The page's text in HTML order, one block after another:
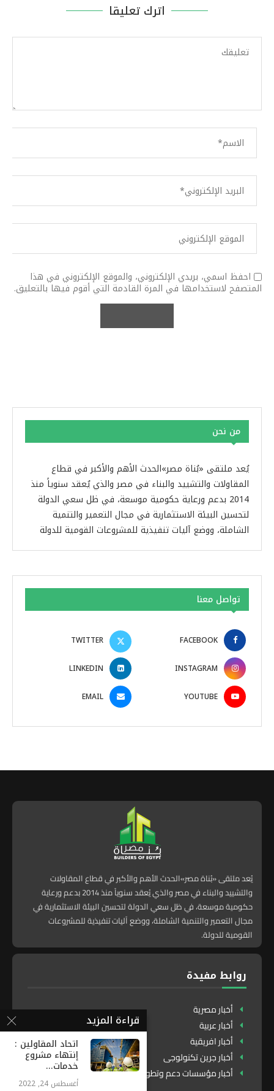
اترك تعليقا
احفظ اسمي، بريدي الإلكتروني، والموقع الإلكتروني في هذا
المتصفح لاستخدامها في المرة القادمة التي أقوم فيها بالتعليق.
من نحن
يُعد ملتقى «بُناة مصر»الحدث الأهم والأكبر في قطاع
المقاولات والتشييد والبناء في مصر والذي يُعقد سنوياً منذ
2014 بدعم ورعاية حكومية موسعة، في ظل سعي الدولة
لتحسين البيئة الاستثمارية في مجال التعمير والتنمية
الشاملة، ووضع آليات تنفيذية للمشروعات القومية للدولة
تواصل معنا
FACEBOOK
TWITTER
INSTAGRAM
LINKEDIN
YOUTUBE
EMAIL
يُعد ملتقى «بُناة مصر»الحدث الأهم والأكبر في قطاع المقاولات
والتشييد والبناء في مصر والذي يُعقد سنوياً منذ 2014 بدعم ورعاية
حكومية موسعة، في ظل سعي الدولة لتحسين البيئة الاستثمارية في
مجال التعمير والتنمية الشاملة، ووضع آليات تنفيذية للمشروعات
القومية للدولة.
روابط مفيدة
أخبار مصرية
أخبار عربية
أخبار افريقية
أخبار جرين تكنولوجى
أخبار مؤسسات دعم وتطوير
قراءة المزيد
اتحاد المقاولين :
إنتهاء مشروع
خدمات...
أغسطس 24, 2022